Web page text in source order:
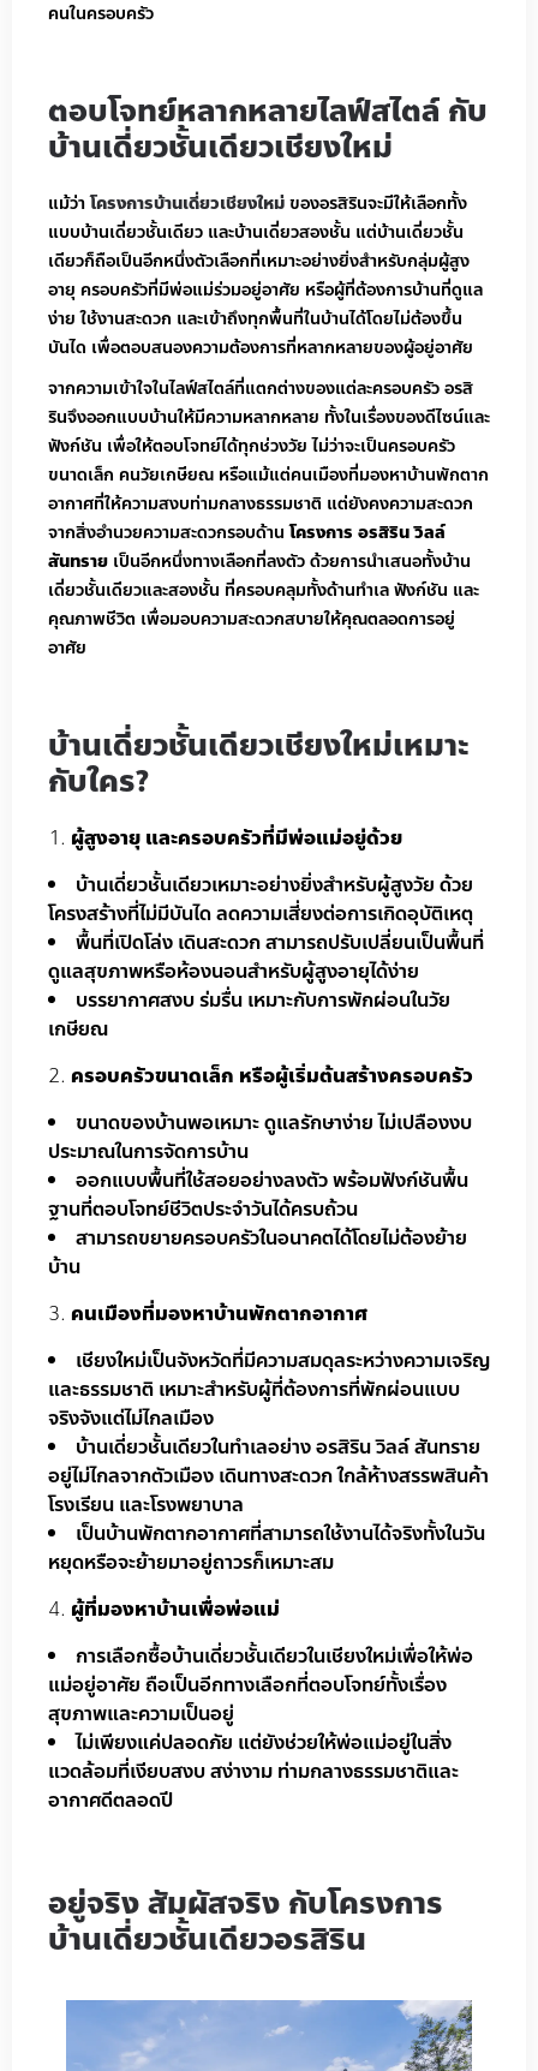
คนในครอบครัว
ตอบโจทย์หลากหลายไลฟ์สไตล์ กับ
บ้านเดี่ยวชั้นเดียวเชียงใหม่
แม้ว่าโครงการบ้านเดี่ยวเชียงใหม่ของอรสิรินจะมีให้เลือกทั้ง
แบบบ้านเดี่ยวชั้นเดียว และบ้านเดี่ยวสองชั้น แต่บ้านเดี่ยวชั้น
เดียวก็ถือเป็นอีกหนึ่งตัวเลือกที่เหมาะอย่างยิ่งสำหรับกลุ่มผู้สูง
อายุ ครอบครัวที่มีพ่อแม่ร่วมอยู่อาศัย หรือผู้ที่ต้องการบ้านที่ดูแล
ง่าย ใช้งานสะดวก และเข้าถึงทุกพื้นที่ในบ้านได้โดยไม่ต้องขึ้น
บันได เพื่อตอบสนองความต้องการที่หลากหลายของผู้อยู่อาศัย
จากความเข้าใจในไลฟ์สไตล์ที่แตกต่างของแต่ละครอบครัว อรสิ
รินจึงออกแบบบ้านให้มีความหลากหลาย ทั้งในเรื่องของดีไซน์และ
ฟังก์ชัน เพื่อให้ตอบโจทย์ได้ทุกช่วงวัย ไม่ว่าจะเป็นครอบครัว
ขนาดเล็ก คนวัยเกษียณ หรือแม้แต่คนเมืองที่มองหาบ้านพักตาก
อากาศที่ให้ความสงบท่ามกลางธรรมชาติ แต่ยังคงความสะดวก
จากสิ่งอำนวยความสะดวกรอบด้านโครงการ อรสิริน วิลล์
สันทราย เป็นอีกหนึ่งทางเลือกที่ลงตัว ด้วยการนำเสนอทั้งบ้าน
เดี่ยวชั้นเดียวและสองชั้น ที่ครอบคลุมทั้งด้านทำเล ฟังก์ชัน และ
คุณภาพชีวิต เพื่อมอบความสะดวกสบายให้คุณตลอดการอยู่
อาศัย
บ้านเดี่ยวชั้นเดียวเชียงใหม่เหมาะ
กับใคร?
ผู้สูงอายุ และครอบครัวที่มีพ่อแม่อยู่ด้วย
บ้านเดี่ยวชั้นเดียวเหมาะอย่างยิ่งสำหรับผู้สูงวัย ด้วย
โครงสร้างที่ไม่มีบันได ลดความเสี่ยงต่อการเกิดอุบัติเหตุ
พื้นที่เปิดโล่ง เดินสะดวก สามารถปรับเปลี่ยนเป็นพื้นที่
ดูแลสุขภาพหรือห้องนอนสำหรับผู้สูงอายุได้ง่าย
บรรยากาศสงบ ร่มรื่น เหมาะกับการพักผ่อนในวัย
เกษียณ
ครอบครัวขนาดเล็ก หรือผู้เริ่มต้นสร้างครอบครัว
ขนาดของบ้านพอเหมาะ ดูแลรักษาง่าย ไม่เปลืองงบ
ประมาณในการจัดการบ้าน
ออกแบบพื้นที่ใช้สอยอย่างลงตัว พร้อมฟังก์ชันพื้น
ฐานที่ตอบโจทย์ชีวิตประจำวันได้ครบถ้วน
สามารถขยายครอบครัวในอนาคตได้โดยไม่ต้องย้าย
บ้าน
คนเมืองที่มองหาบ้านพักตากอากาศ
เชียงใหม่เป็นจังหวัดที่มีความสมดุลระหว่างความเจริญ
และธรรมชาติ เหมาะสำหรับผู้ที่ต้องการที่พักผ่อนแบบ
จริงจังแต่ไม่ไกลเมือง
บ้านเดี่ยวชั้นเดียวในทำเลอย่าง อรสิริน วิลล์ สันทราย
อยู่ไม่ไกลจากตัวเมือง เดินทางสะดวก ใกล้ห้างสรรพสินค้า
โรงเรียน และโรงพยาบาล
เป็นบ้านพักตากอากาศที่สามารถใช้งานได้จริงทั้งในวัน
หยุดหรือจะย้ายมาอยู่ถาวรก็เหมาะสม
ผู้ที่มองหาบ้านเพื่อพ่อแม่
การเลือกซื้อบ้านเดี่ยวชั้นเดียวในเชียงใหม่เพื่อให้พ่อ
แม่อยู่อาศัย ถือเป็นอีกทางเลือกที่ตอบโจทย์ทั้งเรื่อง
สุขภาพและความเป็นอยู่
ไม่เพียงแค่ปลอดภัย แต่ยังช่วยให้พ่อแม่อยู่ในสิ่ง
แวดล้อมที่เงียบสงบ สง่างาม ท่ามกลางธรรมชาติและ
อากาศดีตลอดปี
อยู่จริง สัมผัสจริง กับโครงการ
บ้านเดี่ยวชั้นเดียวอรสิริน